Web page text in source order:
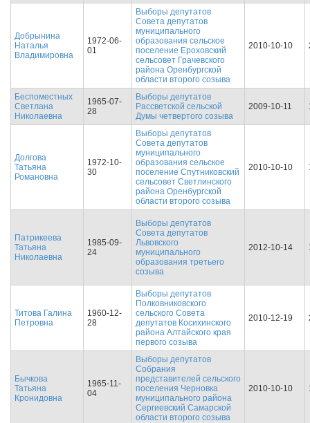
Добрынина
Наталья
Владимировна
1972-06-
01
Выборы депутатов
Совета депутатов
муниципального
образования сельское
поселение Ероховский
сельсовет Грачевского
района Оренбургской
области второго созыва
2010-10-10
Беспоместных
Светлана
Николаевна
1965-07-
28
Выборы депутатов
Рассветской сельской
Думы четвертого созыва
2009-10-11
Долгова
Татьяна
Романовна
1972-10-
30
Выборы депутатов
Совета депутатов
муниципального
образования сельское
поселение Спутниковский
сельсовет Светлинского
района Оренбургской
области второго созыва
2010-10-10
Патрикеева
Татьяна
Николаевна
1985-09-
24
Выборы депутатов
Совета депутатов
Львовского
муниципального
образования третьего
созыва
2012-10-14
Титова Галина
Петровна
1960-12-
28
Выборы депутатов
Полковниковского
сельского Совета
депутатов Косихинского
района Алтайского края
первого созыва
2010-12-19
Бычкова
Татьяна
Кронидовна
1965-11-
04
Выборы депутатов
Собрания
представителей сельского
поселения Черновка
муниципального района
Сергиевский Самарской
области второго созыва
2010-10-10